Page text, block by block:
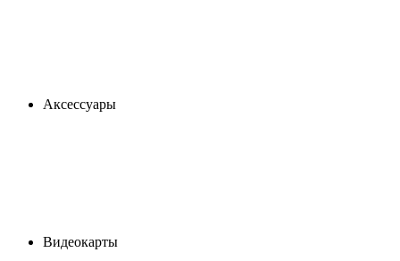
Аксессуары
Видеокарты